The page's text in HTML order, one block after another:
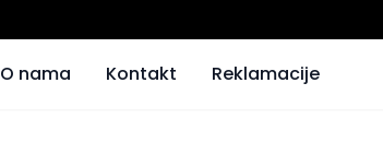
O nama Kontakt Reklamacije